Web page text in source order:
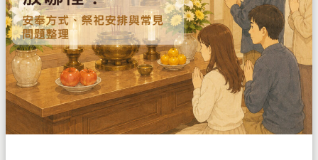
可
以
放
哪
裡？
安
奉
方